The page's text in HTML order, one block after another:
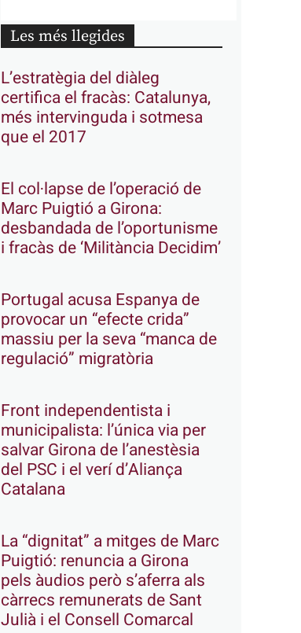
Les més llegides
L’estratègia del diàleg
certifica el fracàs: Catalunya,
més intervinguda i sotmesa
que el 2017
El col·lapse de l’operació de
Marc Puigtió a Girona:
desbandada de l’oportunisme
i fracàs de ‘Militància Decidim’
Portugal acusa Espanya de
provocar un “efecte crida”
massiu per la seva “manca de
regulació” migratòria
Front independentista i
municipalista: l’única via per
salvar Girona de l’anestèsia
del PSC i el verí d’Aliança
Catalana
La “dignitat” a mitges de Marc
Puigtió: renuncia a Girona
pels àudios però s’aferra als
càrrecs remunerats de Sant
Julià i el Consell Comarcal